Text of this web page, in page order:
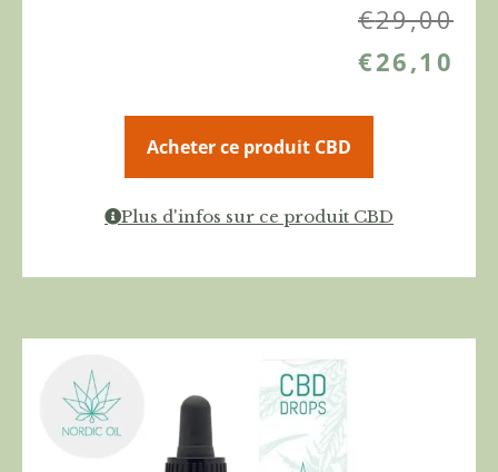
€29,00
€26,10
Acheter ce produit CBD
Plus d'infos sur ce produit CBD